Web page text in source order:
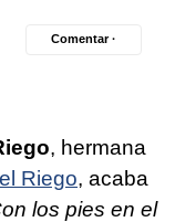
Comentar ·
, hermana
Riego, acaba
los pies en el